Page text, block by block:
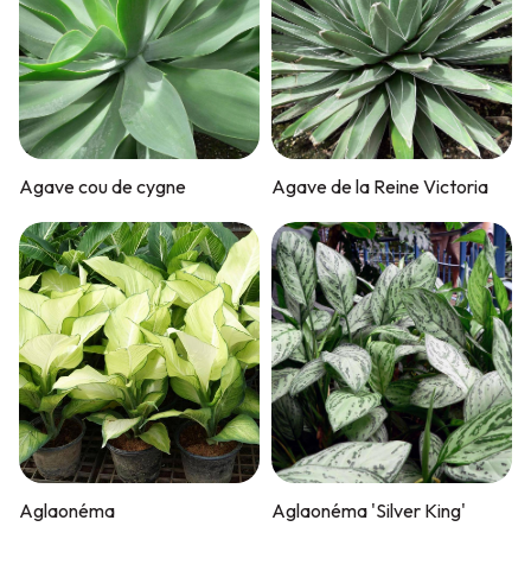
Agave cou de cygne Agave de la Reine Victoria
Aglaonéma Aglaonéma 'Silver King'